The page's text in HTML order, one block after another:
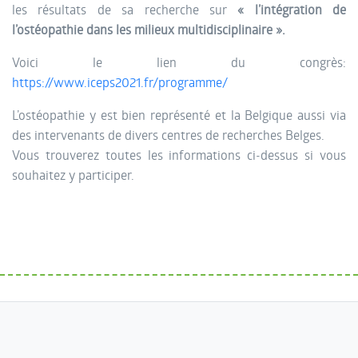
les résultats de sa recherche sur « l’intégration de
l’ostéopathie dans les milieux multidisciplinaire ».
Voici le lien du congrès:
https://www.iceps2021.fr/programme/
L’ostéopathie y est bien représenté et la Belgique aussi via
des intervenants de divers centres de recherches Belges.
Vous trouverez toutes les informations ci-dessus si vous
souhaitez y participer.